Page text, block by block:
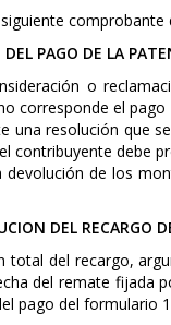
comprobante
PAGO DE LA
o
corresponde el
una resolución que
contribuyente debe
de los
DEL RECARGO
total del recargo,
del remate fijada
pago del formulario